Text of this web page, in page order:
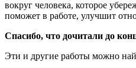
вокруг человека, которое
поможет в работе, улучшит
Спасибо, что дочитали до
Эти и другие работы можно